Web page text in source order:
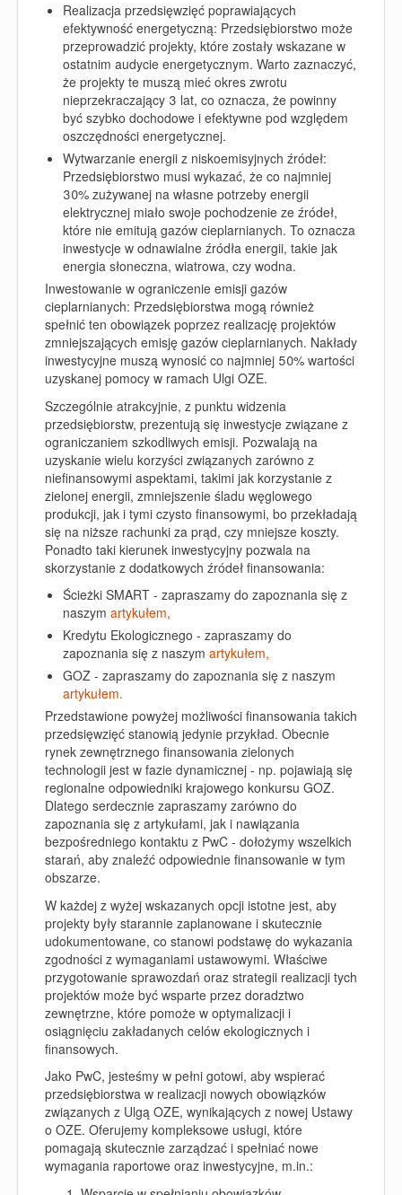
Realizacja przedsięwzięć poprawiających
efektywność energetyczną: Przedsiębiorstwo może
przeprowadzić projekty, które zostały wskazane w
ostatnim audycie energetycznym. Warto zaznaczyć,
że projekty te muszą mieć okres zwrotu
nieprzekraczający 3 lat, co oznacza, że powinny
być szybko dochodowe i efektywne pod względem
oszczędności energetycznej.
Wytwarzanie energii z niskoemisyjnych źródeł:
Przedsiębiorstwo musi wykazać, że co najmniej
30% zużywanej na własne potrzeby energii
elektrycznej miało swoje pochodzenie ze źródeł,
które nie emitują gazów cieplarnianych. To oznacza
inwestycje w odnawialne źródła energii, takie jak
energia słoneczna, wiatrowa, czy wodna.
Inwestowanie w ograniczenie emisji gazów
cieplarnianych: Przedsiębiorstwa mogą również
spełnić ten obowiązek poprzez realizację projektów
zmniejszających emisję gazów cieplarnianych. Nakłady
inwestycyjne muszą wynosić co najmniej 50% wartości
uzyskanej pomocy w ramach Ulgi OZE.
Szczególnie atrakcyjnie, z punktu widzenia
przedsiębiorstw, prezentują się inwestycje związane z
ograniczaniem szkodliwych emisji. Pozwalają na
uzyskanie wielu korzyści związanych zarówno z
niefinansowymi aspektami, takimi jak korzystanie z
zielonej energii, zmniejszenie śladu węglowego
produkcji, jak i tymi czysto finansowymi, bo przekładają
się na niższe rachunki za prąd, czy mniejsze koszty.
Ponadto taki kierunek inwestycyjny pozwala na
skorzystanie z dodatkowych źródeł finansowania:
Ścieżki SMART - zapraszamy do zapoznania się z
naszym artykułem,
Kredytu Ekologicznego - zapraszamy do
zapoznania się z naszym artykułem,
GOZ - zapraszamy do zapoznania się z naszym
artykułem.
Przedstawione powyżej możliwości finansowania takich
przedsięwzięć stanowią jedynie przykład. Obecnie
rynek zewnętrznego finansowania zielonych
technologii jest w fazie dynamicznej - np. pojawiają się
regionalne odpowiedniki krajowego konkursu GOZ.
Dlatego serdecznie zapraszamy zarówno do
zapoznania się z artykułami, jak i nawiązania
bezpośredniego kontaktu z PwC - dołożymy wszelkich
starań, aby znaleźć odpowiednie finansowanie w tym
obszarze.
W każdej z wyżej wskazanych opcji istotne jest, aby
projekty były starannie zaplanowane i skutecznie
udokumentowane, co stanowi podstawę do wykazania
zgodności z wymaganiami ustawowymi. Właściwe
przygotowanie sprawozdań oraz strategii realizacji tych
projektów może być wsparte przez doradztwo
zewnętrzne, które pomoże w optymalizacji i
osiągnięciu zakładanych celów ekologicznych i
finansowych.
Jako PwC, jesteśmy w pełni gotowi, aby wspierać
przedsiębiorstwa w realizacji nowych obowiązków
związanych z Ulgą OZE, wynikających z nowej Ustawy
o OZE. Oferujemy kompleksowe usługi, które
pomagają skutecznie zarządzać i spełniać nowe
wymagania raportowe oraz inwestycyjne, m.in.: